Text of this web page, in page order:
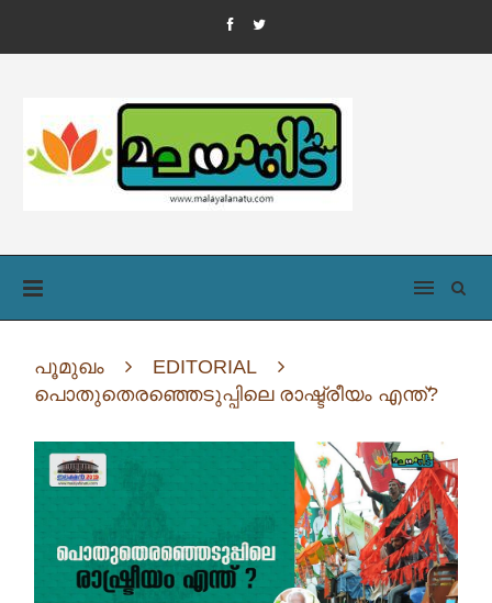
പൂമുഖം
EDITORIAL
പൊതുതെരഞ്ഞെടുപ്പിലെ രാഷ്ട്രീയം എന്ത്?